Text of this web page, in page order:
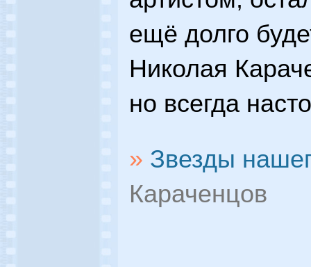
ещё долго
Николая
но всегда
» Звезды
Караченцов